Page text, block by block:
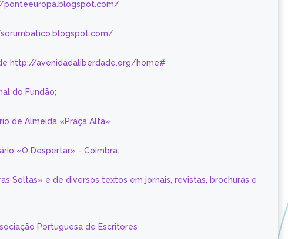
ponteeuropa.blogspot.com/
http://avenidadaliberdade.org/home#
do Fundão;
de Almeida «Praça Alta»
«O Despertar» - Coimbra:
Soltas» e de diversos textos em jornais, revistas, brochuras e
Portuguesa de Escritores